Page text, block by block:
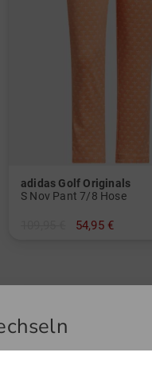
adidas Golf Originals
S Nov Pant 7/8 Hose
54,95 €